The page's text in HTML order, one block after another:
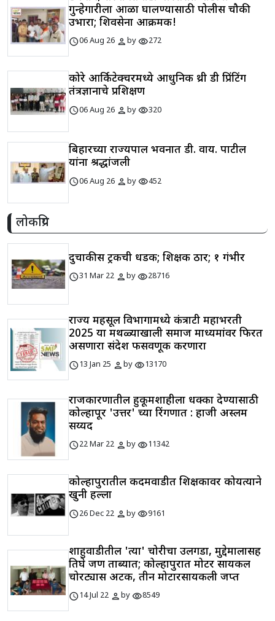
गुन्हेगारीला आळा घालण्यासाठी पोलीस चौकी
उभारा; शिवसेना आक्रमक!
schedule06 Aug 26 personbyvisibility272
कोरे आर्किटेक्चरमध्ये आधुनिक थ्री डी प्रिंटिंग
तंत्रज्ञानाचे प्रशिक्षण
schedule06 Aug 26 personbyvisibility320
बिहारच्या राज्यपाल भवनात डी. वाय. पाटील
यांना श्रद्धांजली
schedule06 Aug 26 personbyvisibility452
लोकप्रिय
दुचाकीस ट्रकची धडक; शिक्षक ठार; १ गंभीर
schedule31 Mar 22 personbyvisibility28716
राज्य महसूल विभागामध्ये कंत्राटी महाभरती
2025 या मथळ्याखाली समाज माध्यमांवर फिरत
असणारा संदेश फसवणूक करणारा
schedule13 Jan 25 personbyvisibility13170
राजकारणातील हुकूमशाहीला धक्का देण्यासाठी
कोल्हापूर 'उत्तर' च्या रिंगणात : हाजी अस्लम
सय्यद
schedule22 Mar 22 personbyvisibility11342
कोल्हापुरातील कदमवाडीत शिक्षकावर कोयत्याने
खुनी हल्ला
schedule26 Dec 22 personbyvisibility9161
शाहुवाडीतील 'त्या' चोरीचा उलगडा, मुद्देमालासह
तिघे जण ताब्यात; कोल्हापुरात मोटर सायकल
चोरट्यास अटक, तीन मोटारसायकली जप्त
schedule14 Jul 22 personbyvisibility8549